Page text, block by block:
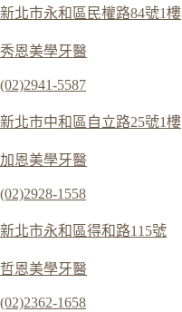
新北市永和區民權路84號1樓
秀恩美學牙醫
(02)2941-5587
新北市中和區自立路25號1樓
加恩美學牙醫
(02)2928-1558
新北市永和區得和路115號
哲恩美學牙醫
(02)2362-1658